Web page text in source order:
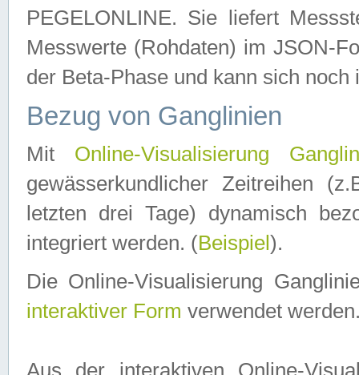
PEGELONLINE. Sie liefert
Messwerte (Rohdaten) im JSON-
der Beta-Phase und kann sich noch
Bezug von Ganglinien
Mit Online-Visualisierung
gewässerkundlicher Zeitreihen
letzten drei Tage) dynamisch
integriert werden. (Beispiel ).
Die Online-Visualisierung
interaktiver Form verwendet
Aus der interaktiven Online-